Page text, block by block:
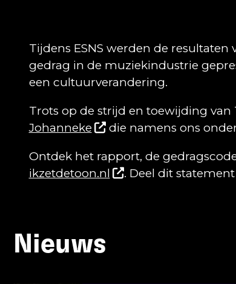
Tijdens ESNS werden de
gedrag in de muziekindustrie
een cultuurverandering.
Trots op de strijd en toewijding van
Johanneke
die namens ons
Ontdek het rapport, de
ikzetdetoon.nl
. Deel dit
Nieuws